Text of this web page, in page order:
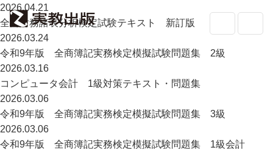
書店の 方へ
2026.04.21
全商財務諸表分析検定試験テキスト 新訂版
2026.03.24
令和9年版 全商簿記実務検定模擬試験問題集 2級
2026.03.16
コンピュータ会計 1級対策テキスト・問題集
2026.03.06
令和9年版 全商簿記実務検定模擬試験問題集 3級
2026.03.06
令和9年版 全商簿記実務検定模擬試験問題集 1級会計